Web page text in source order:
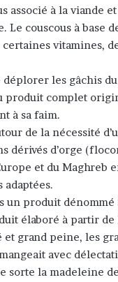
associé à la viande
couscous à base
vitamines,
les gâchis
produit complet
à sa faim.
de la nécessité
d’orge
et du Maghreb
produit dénommé
élaboré à partir de
grand peine, les
avec
sorte la madeleine